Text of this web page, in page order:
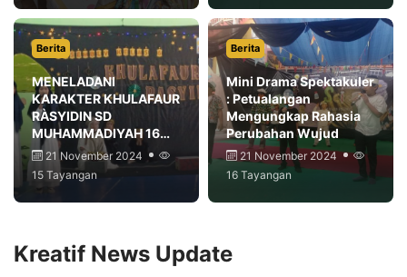
Berita
MENELADANI
KARAKTER KHULAFAUR
RÀSYIDIN SD
MUHAMMADIYAH 16
MENGADAKAN
ASSEMBLY LEARNING
21 November 2024
15 Tayangan
Berita
Mini Drama Spektakuler
: Petualangan
Mengungkap Rahasia
Perubahan Wujud
21 November 2024
16 Tayangan
Kreatif News Update